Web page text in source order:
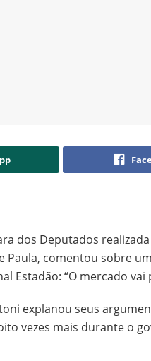
dos Deputados
Paula, comentou sobre
Estadão: “O mercado vai
explanou seus
vezes mais durante o